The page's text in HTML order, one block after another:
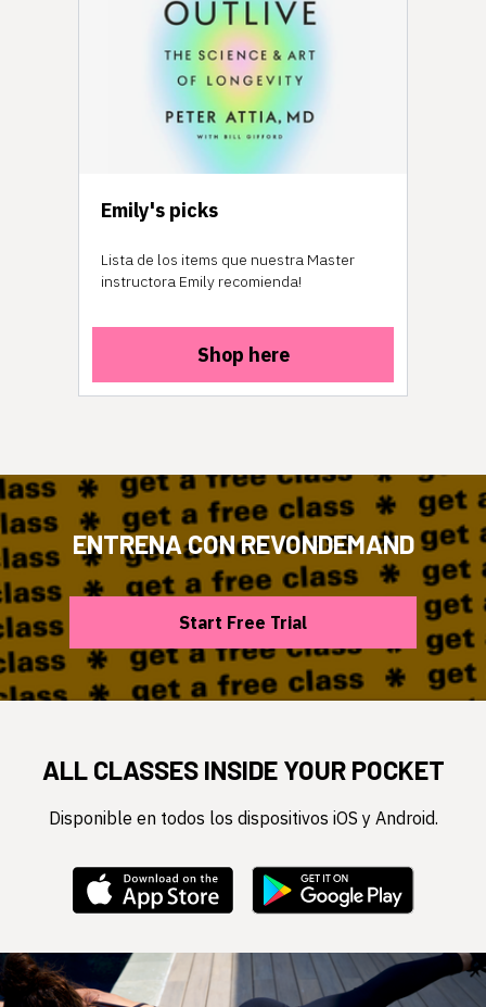
Emily's picks
Lista de los items que nuestra Master
instructora Emily recomienda!
Shop here
ENTRENA CON REVONDEMAND
​​Start Free Trial
ALL CLASSES INSIDE YOUR POCKET
Disponible en todos los dispositivos iOS y Android.